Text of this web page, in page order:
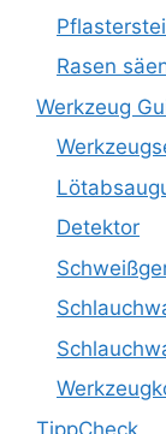
Rasen
Werkzeug
Detektor
TippCheck